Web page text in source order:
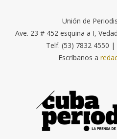
Unión de
Ave. 23 # 452 esquina a I,
Telf. (53) 7832 4550 |
Escríbanos a